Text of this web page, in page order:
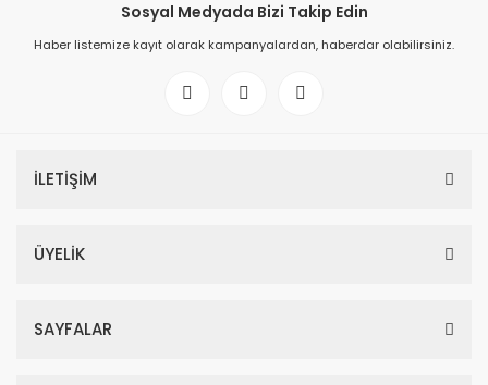
Sosyal Medyada Bizi Takip Edin
Haber listemize kayıt olarak kampanyalardan, haberdar olabilirsiniz.
İLETİŞİM
ÜYELİK
SAYFALAR